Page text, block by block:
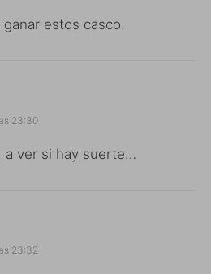
estos casco.
23:30
a ver si hay suerte…
23:32